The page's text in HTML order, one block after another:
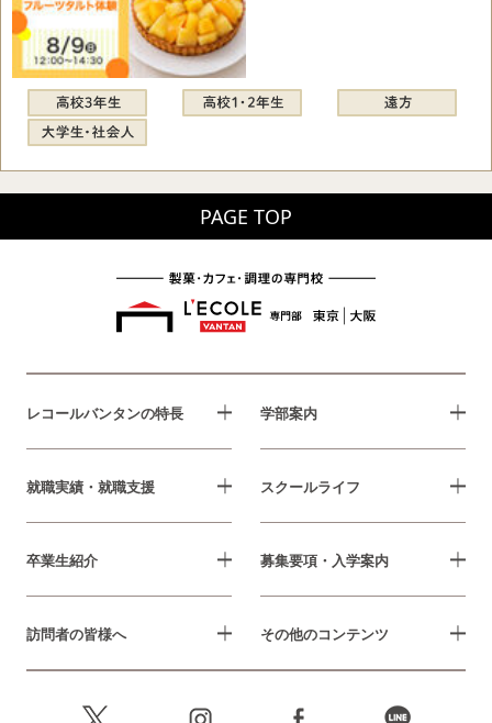
PAGE TOP
レコールバンタンの特長 学部案内
就職実績・就職支援 スクールライフ
卒業生紹介 募集要項・入学案内
訪問者の皆様へ その他のコンテンツ